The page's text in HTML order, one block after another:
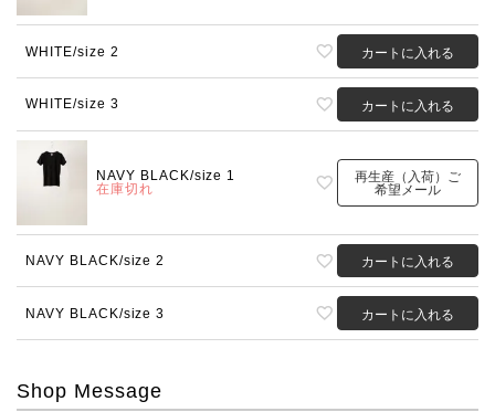
WHITE/size 2 カートに入れる
WHITE/size 3 カートに入れる
NAVY BLACK/size 1
在庫切れ
再生産（入荷）ご
希望メール
NAVY BLACK/size 2 カートに入れる
NAVY BLACK/size 3 カートに入れる
Shop Message